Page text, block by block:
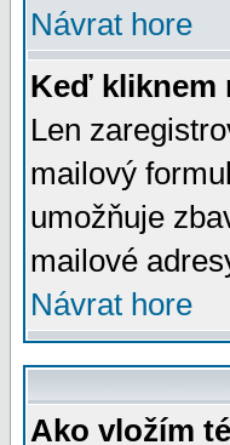
Návrat hore
Keď kliknem
Len
mailový
umožňuje
mailové
Návrat hore
Ako vložím